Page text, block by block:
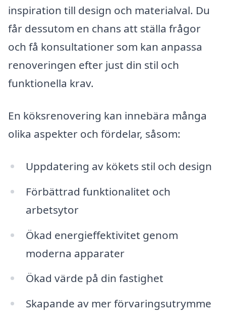
inspiration till design och materialval. Du
får dessutom en chans att ställa frågor
och få konsultationer som kan anpassa
renoveringen efter just din stil och
funktionella krav.
En köksrenovering kan innebära många
olika aspekter och fördelar, såsom:
Uppdatering av kökets stil och design
Förbättrad funktionalitet och
arbetsytor
Ökad energieffektivitet genom
moderna apparater
Ökad värde på din fastighet
Skapande av mer förvaringsutrymme